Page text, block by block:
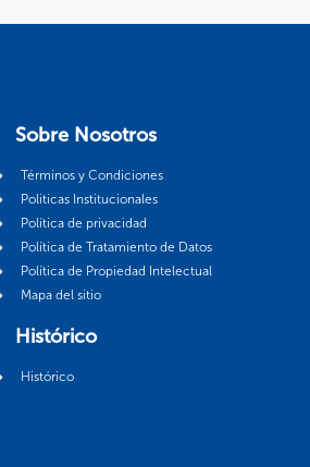
Sobre Nosotros
Términos y Condiciones
Politicas Institucionales
Política de privacidad
Política de Tratamiento de Datos
Política de Propiedad Intelectual
Mapa del sitio
Histórico
Histórico